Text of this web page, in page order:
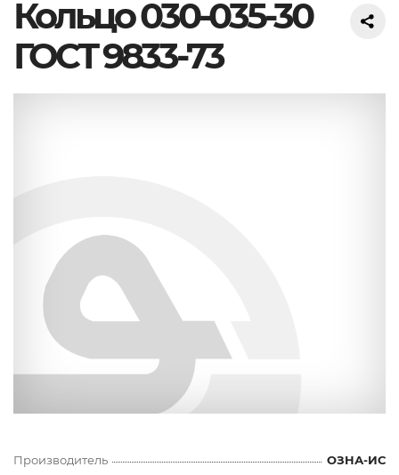
Кольцо 030-035-30
ГОСТ 9833-73
Производитель
ОЗНА-ИС